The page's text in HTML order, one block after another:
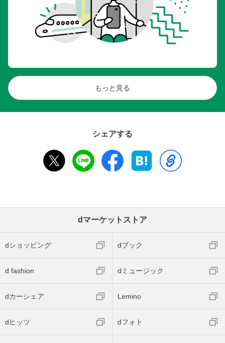
もっと見る
シェアする
dマーケットストア
dショッピング dブック
d fashion dミュージック
dカーシェア Lemino
dヒッツ dフォト